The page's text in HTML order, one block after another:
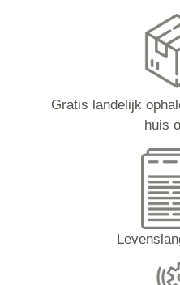
Gratis landelijk
huis